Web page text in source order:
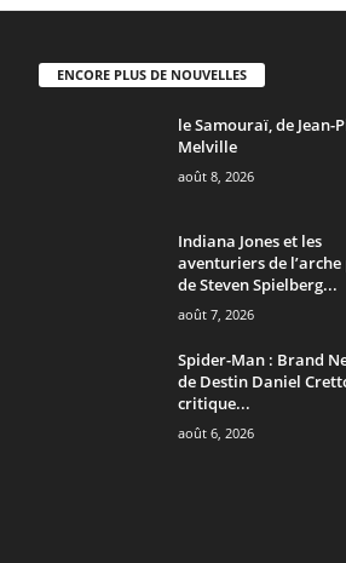
ENCORE PLUS DE NOUVELLES
le Samouraï, de Jean-
Melville
août 8, 2026
Indiana Jones et les
aventuriers de l’arche
de Steven Spielberg...
août 7, 2026
Spider-Man : Brand
de Destin Daniel
critique...
août 6, 2026